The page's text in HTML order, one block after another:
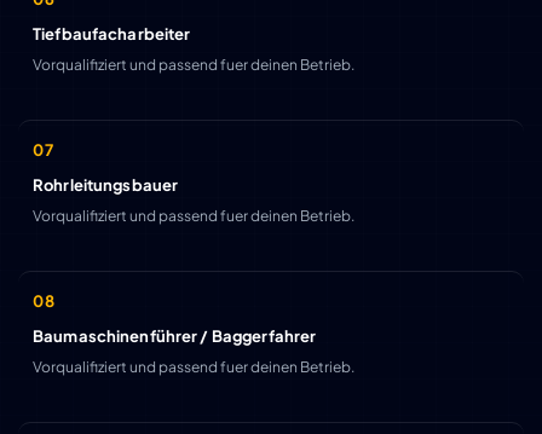
Tiefbaufacharbeiter
Vorqualifiziert und passend fuer deinen Betrieb.
Rohrleitungsbauer
Vorqualifiziert und passend fuer deinen Betrieb.
Baumaschinenführer / Baggerfahrer
Vorqualifiziert und passend fuer deinen Betrieb.